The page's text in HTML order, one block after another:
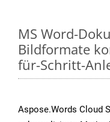
MS Word-
Bildformate
für-Schritt-
Aspose.Words Cloud